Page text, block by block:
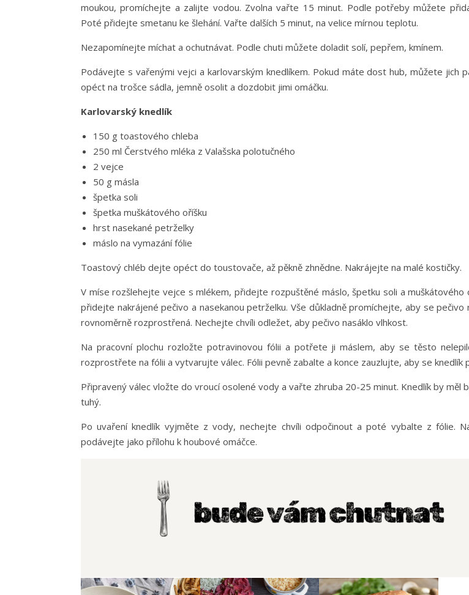
moukou, promíchejte a zalijte vodou. Zvolna vařte 15 minut. Podle potřeby můžete
Poté přidejte smetanu ke šlehání. Vařte dalších 5 minut, na velice mírnou teplotu.
Nezapomínejte míchat a ochutnávat. Podle chuti můžete doladit solí, pepřem, kmínem.
Podávejte s vařenými vejci a karlovarským knedlíkem. Pokud máte dost hub, můžete jich
opéct na trošce sádla, jemně osolit a dozdobit jimi omáčku.
Karlovarský knedlík
150 g toastového chleba
250 ml Čerstvého mléka z Valašska polotučného
2 vejce
50 g másla
špetka soli
špetka muškátového oříšku
hrst nasekané petrželky
máslo na vymazání fólie
Toastový chléb dejte opéct do toustovače, až pěkně zhnědne. Nakrájejte na malé kostičky.
V míse rozšlehejte vejce s mlékem, přidejte rozpuštěné máslo, špetku soli a muškátového
přidejte nakrájené pečivo a nasekanou petrželku. Vše důkladně promíchejte, aby se pečivo
rovnoměrně rozprostřená. Nechejte chvíli odležet, aby pečivo nasáklo vlhkost.
Na pracovní plochu rozložte potravinovou fólii a potřete ji máslem, aby se těsto
rozprostřete na fólii a vytvarujte válec. Fólii pevně zabalte a konce zauzlujte, aby se knedlík
Připravený válec vložte do vroucí osolené vody a vařte zhruba 20-25 minut. Knedlík by měl
tuhý.
Po uvaření knedlík vyjměte z vody, nechejte chvíli odpočinout a poté vybalte z fólie.
podávejte jako přílohu k houbové omáčce.